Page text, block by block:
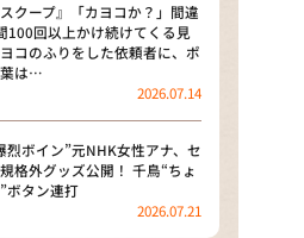
～夢のカタチ～
んいらっしゃい！
一軒家
屋本館
クープ』「カヨコか？」間違
100回以上かけ続けてくる見
コのふりをした依頼者に、ポ
葉は…
2026.07.14
烈ボイン”元NHK女性アナ、セ
格外グッズ公開！ 千鳥“ちょ
ボタン連打
2026.07.21